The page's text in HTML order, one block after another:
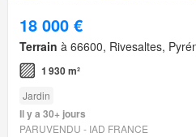
18 000 €
Terrain à 66600, Rivesaltes,
1 930 m²
Jardin
Il y a 30+ jours
PARUVENDU - IAD FRANCE